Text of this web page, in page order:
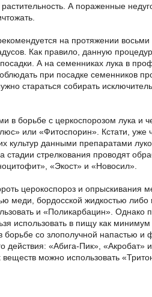
А пораженные
на протяжении восьми
Как правило, данную
А на семенниках лука в
при посадке семенников
стараться собирать
борьбе с церкоспорозом лука и
или «Фитоспорин». Кстати, уже
культур данными препаратами
стадии стрелкования проводят
«Экост» и «Новосил».
церокоспороз и опрыскивания
меди, бордосской жидкостью
и «Поликарбацин». Однако
использовать в пищу как
борьбе со злополучной напастью и
действия: «Абига-Пик»,
можно использовать